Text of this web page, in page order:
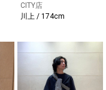
CITY店
川上 / 174cm